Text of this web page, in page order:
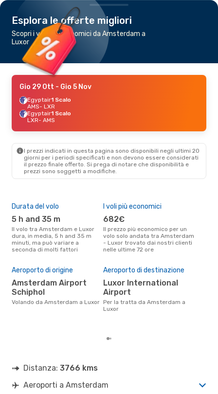
Esplora le offerte migliori
Scopri i voli più economici da Amsterdam a
Luxor
Gio 29 Ott - Gio 5 Nov
Egyptair1 Scalo
AMS- LXR
Egyptair1 Scalo
LXR- AMS
I prezzi indicati in questa pagina sono disponibili negli ultimi 20
giorni per i periodi specificati e non devono essere considerati
il ​​prezzo finale offerto. Si prega di notare che disponibilità e
prezzi sono soggetti a modifiche.
Durata del volo
5 h and 35 m
Il volo tra Amsterdam e Luxor
dura, in media, 5 h and 35 m
minuti, ma può variare a
seconda di molti fattori
I voli più economici
682€
Il prezzo più economico per un
volo solo andata tra Amsterdam
- Luxor trovato dai nostri clienti
nelle ultime 72 ore
Aeroporto di origine
Amsterdam Airport
Schiphol
Volando da Amsterdam a Luxor
Aeroporto di destinazione
Luxor International
Airport
Per la tratta da Amsterdam a
Luxor
Distanza: 3766 kms
Aeroporti a Amsterdam